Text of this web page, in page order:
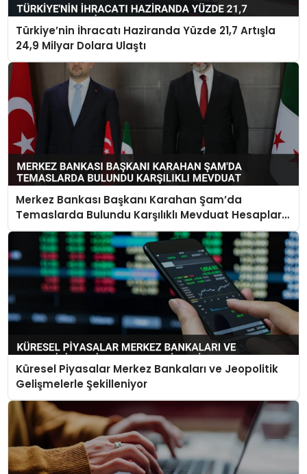
Türkiye’nin İhracatı Haziranda Yüzde 21,7 Artışla
24,9 Milyar Dolara Ulaştı
Merkez Bankası Başkanı Karahan Şam’da
Temaslarda Bulundu Karşılıklı Mevduat Hesapları
Açılacak
Küresel Piyasalar Merkez Bankaları ve Jeopolitik
Gelişmelerle Şekilleniyor